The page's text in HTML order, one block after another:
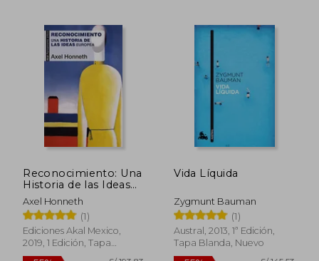
Reconocimiento: Una
Historia de las Ideas
Europea
Axel Honneth
(1)
Ediciones Akal Mexico,
2019, 1 Edición, Tapa
Blanda, Nuevo
Vida Líquida
Zygmunt Bauman
(1)
Austral, 2013, 1ª Edición,
Tapa Blanda, Nuevo